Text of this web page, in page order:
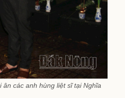
các anh hùng liệt sĩ tại Nghĩa